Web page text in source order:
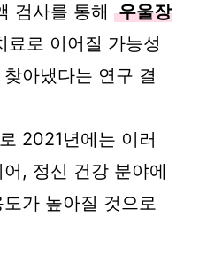
검사를 통해 우울장
료로 이어질 가능성
아냈다는 연구 결
2021년에는 이러
, 정신 건강 분야에
가 높아질 것으로